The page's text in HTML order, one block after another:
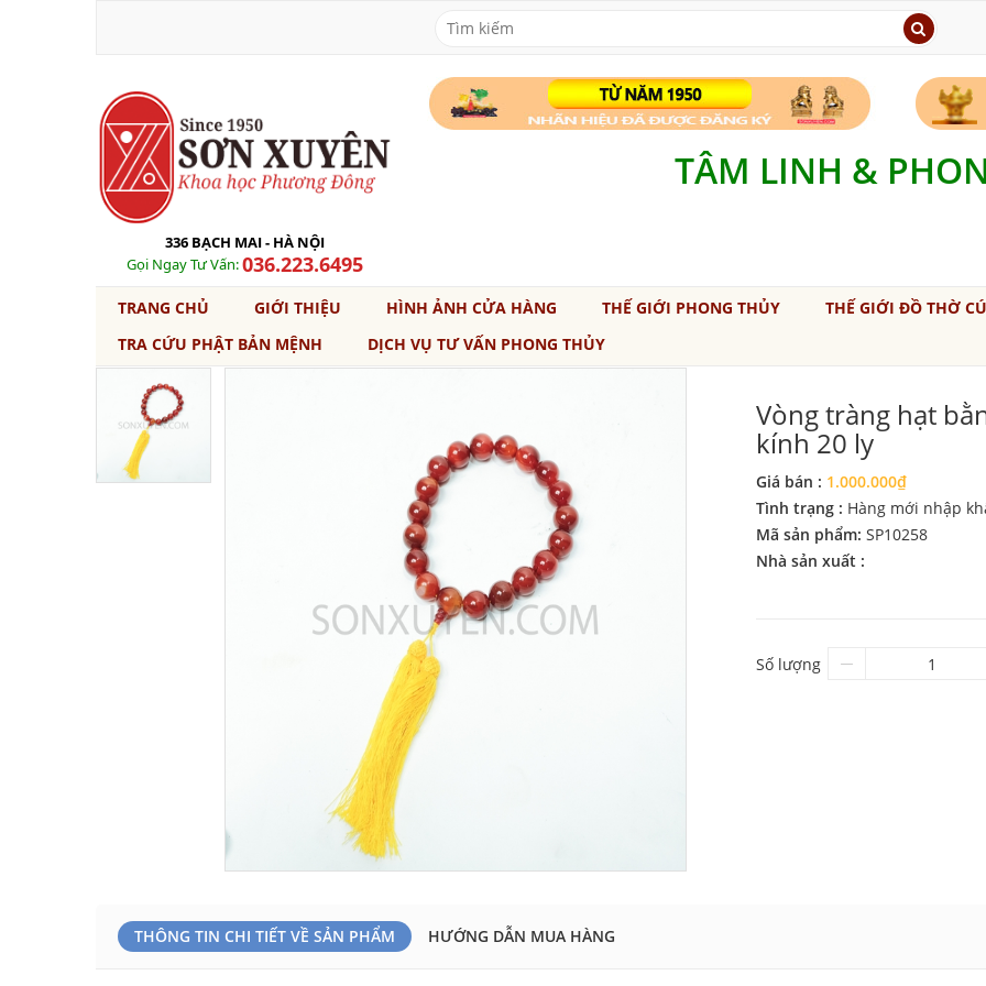
336 BẠCH MAI - HÀ NỘI
Gọi Ngay Tư Vấn:036.223.6495
TÂM LINH &
TRANG CHỦ GIỚI THIỆU HÌNH ẢNH CỬA HÀNG THẾ GIỚI PHONG THỦY THẾ GIỚI ĐỒ THỜ
TRA CỨU PHẬT BẢN MỆNH
DỊCH VỤ TƯ VẤN PHONG THỦY
Vòng tràng hạt
kính 20 ly
Giá bán : 1.000.000₫
Tình trạng : Hàng mới nhập
Mã sản phẩm: SP10258
Nhà sản xuất :
Số lượng
THÔNG TIN CHI TIẾT VỀ SẢN PHẨM HƯỚNG DẪN MUA HÀNG